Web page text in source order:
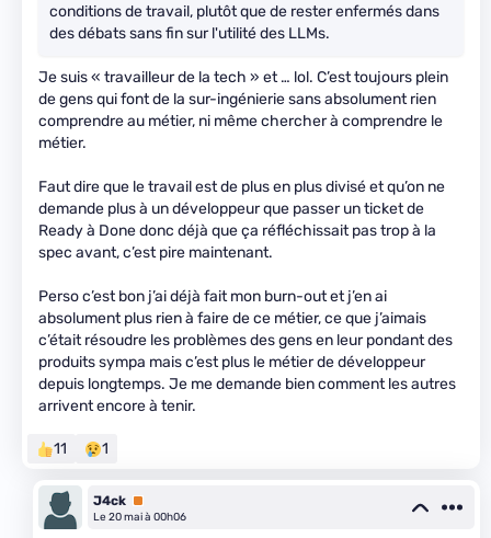
conditions de travail, plutôt que de rester enfermés dans
des débats sans fin sur l'utilité des LLMs.
Je suis « travailleur de la tech » et … lol. C’est toujours plein
de gens qui font de la sur-ingénierie sans absolument rien
comprendre au métier, ni même chercher à comprendre le
métier.
Faut dire que le travail est de plus en plus divisé et qu’on ne
demande plus à un développeur que passer un ticket de
Ready à Done donc déjà que ça réfléchissait pas trop à la
spec avant, c’est pire maintenant.
Perso c’est bon j’ai déjà fait mon burn-out et j’en ai
absolument plus rien à faire de ce métier, ce que j’aimais
c’était résoudre les problèmes des gens en leur pondant des
produits sympa mais c’est plus le métier de développeur
depuis longtemps. Je me demande bien comment les autres
arrivent encore à tenir.
11 1
J4ck Premium
Le 20 mai à 00h06